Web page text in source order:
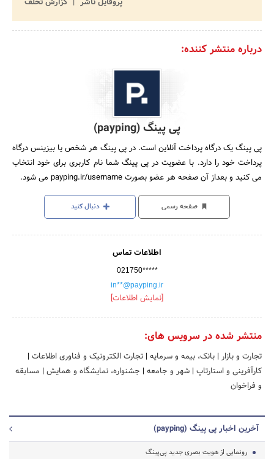
درباره منتشر کننده:
پی پینگ (payping)
پی پینگ یک درگاه پرداخت آنلاین است. در پی پینگ هر شخص یا بیزینس درگاه
پرداخت خود را دارد. با عضویت در پی پینگ شما نام کاربری برای خود انتخاب
می کنید و بعداز آن صفحه هر عضو بصورت payping.ir/username می شود.
صفحه رسمی دنبال کنید
اطلاعات تماس
021750*****
in**@payping.ir
[نمایش اطلاعات]
منتشر شده در سرویس های:
تجارت و بازار | بانک، بیمه و سرمایه | تجارت الکترونیک و فناوری اطلاعات |
کارآفرینی و استارتاپ | شهر و جامعه | جشنواره، نمایشگاه و همایش | مسابقه
و فراخوان
آخرین اخبار پی پینگ (payping)
رونمایی از هویت بصری جدید پی‌پینگ